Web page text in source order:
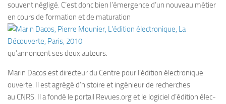
sou­vent négligé. C’est donc bien l’émergence d’un nou­veau métier
en cours de for­ma­tion et de matu­ra­tion
qu’annoncent ses deux auteurs.
Marin Dacos est direc­teur du Centre pour l’édition élec­tro­nique
ouverte. Il est agrégé d’histoire et ingé­nieur de recherches
au CNRS. Il a fondé le por­tail Revues​.org et le logi­ciel d’édition élec­